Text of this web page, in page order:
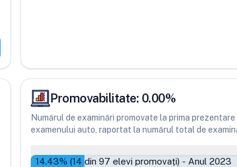
Promovabilitate: 0.00%
Numărul de examinări promovate la prima
examenului auto, raportat la numărul total de
14.43% (14 din 97 elevi promovați) - Anul 2023